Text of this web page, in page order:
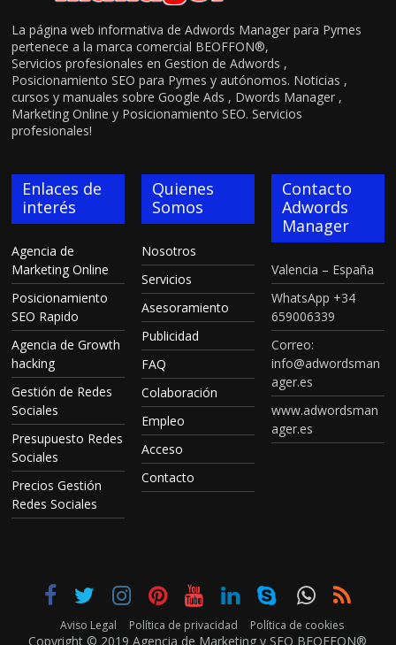
La página web informativa de Adwords Manager para Pymes
pertenece a la marca comercial BEOFFON®,
Servicios profesionales en Gestion de Adwords ,
Posicionamiento SEO para Pymes y autónomos. Noticias ,
cursos y manuales sobre Google Ads , Dwords Manager ,
Marketing Online y Posicionamiento SEO. Servicios
profesionales!
Enlaces de
interés
Agencia de
Marketing Online
Posicionamiento
SEO Rapido
Agencia de Growth
hacking
Gestión de Redes
Sociales
Presupuesto Redes
Sociales
Precios Gestión
Redes Sociales
Quienes
Somos
Nosotros
Servicios
Asesoramiento
Publicidad
FAQ
Colaboración
Empleo
Acceso
Contacto
Contacto
Adwords
Manager
Valencia – España
WhatsApp +34
659006339
Correo:
info@adwordsman
ager.es
www.adwordsman
ager.es
Aviso Legal Política de privacidad Política de cookies
Copyright © 2019 Agencia de Marketing y SEO BEOFFON®